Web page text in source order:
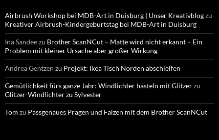
Airbrush Workshop bei MDB-Art in Duisburg | Unser Kreativblogzu
Kreativer Airbrush-Kindergeburtstag bei MDB-Art in Duisburg
Ina Sandeezu Brother ScanNCut – Matte wird nicht erkannt – Ein
Problem mit kleiner Ursache aber großer Wirkung
Andrea Gentzen zu Projekt: Ikea Tisch Norden abschleifen
Gemütlichkeit fürs ganze Jahr: Windlichter basteln mit Glitzerzu
Glitzer-Windlichter zu Sylvester
Tom zu Passgenaues Prägen und Falzen mit dem Brother ScanNCut